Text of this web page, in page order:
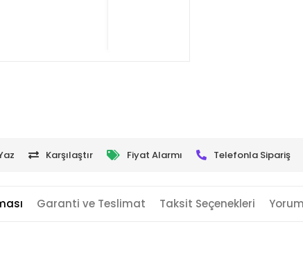
Karşılaştır Fiyat Alarmı Telefonla Sipariş
Garanti ve Teslimat Taksit Seçenekleri